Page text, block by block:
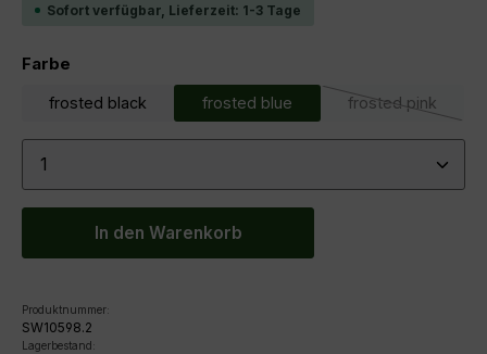
Sofort verfügbar, Lieferzeit: 1-3 Tage
Farbe
frosted black frosted blue frosted pink
(Diese
Produkt Anzahl: Gib den gewünschten Wert ein
In den Warenkorb
Produktnummer:
SW10598.2
Lagerbestand: